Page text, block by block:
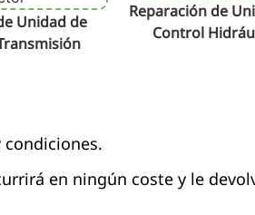
Unidad de
Reparación de
Control
en ningún coste y le